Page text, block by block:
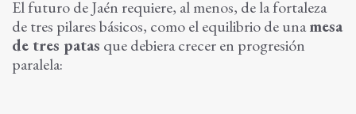
El futuro de Jaén requiere, al menos, de la fortaleza
de tres pilares básicos, como el equilibrio de unamesa
de tres patas que debiera crecer en progresión
paralela: